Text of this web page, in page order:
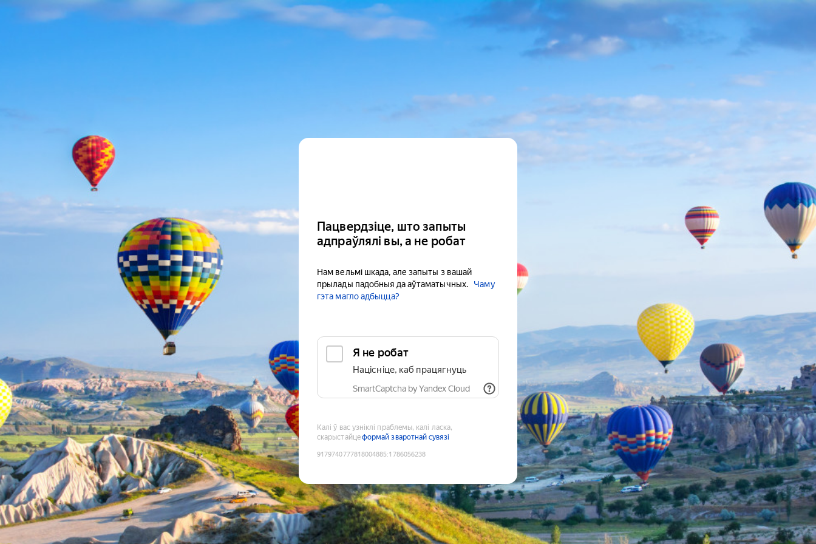
Пацвердзіце, што запыты
адпраўлялі вы, а не робат
Нам вельмі шкада, але запыты з вашай
прылады падобныя да аўтаматычных.
Чаму
гэта магло адбыцца?
Я не робат
Націсніце, каб працягнуць
SmartCaptcha by Yandex Cloud
Калі ў вас узніклі праблемы, калі ласка,
скарыстайцеформай зваротнай сувязі
9179740777818004885:1786056238